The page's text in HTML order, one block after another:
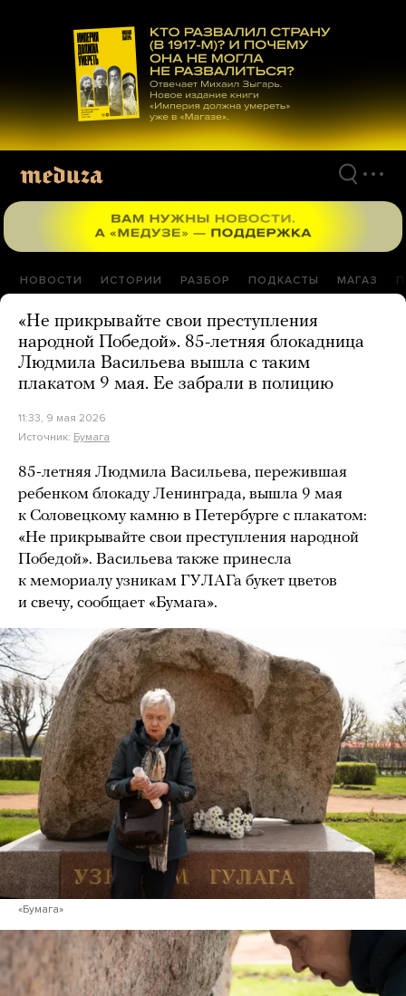
материалам
НОВОСТИ ИСТОРИИ РАЗБОР ПОДКАСТЫ МАГАЗ
«Не прикрывайте свои преступления
народной Победой». 85-летняя блокадница
Людмила Васильева вышла с таким
плакатом 9 мая. Ее забрали в полицию
11:33, 9 мая 2026
Источник: Бумага
85-летняя Людмила Васильева, пережившая
ребенком блокаду Ленинграда, вышла 9 мая
к Соловецкому камню в Петербурге с плакатом:
«Не прикрывайте свои преступления народной
Победой». Васильева также принесла
к мемориалу узникам ГУЛАГа букет цветов
и свечу, сообщает «Бумага».
«Бумага»